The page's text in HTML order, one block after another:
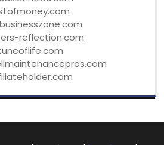
reflection.com